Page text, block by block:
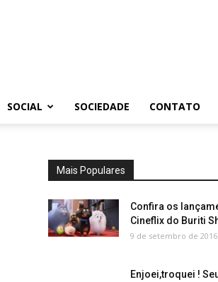
SOCIAL SOCIEDADE CONTATO
Mais Populares
Confira os
Cineflix do Buriti
9 de setembro de 2016
Enjoei,troquei !